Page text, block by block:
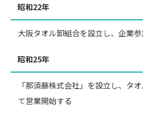
昭和22年
大阪タオル卸組合を設立し、企業
昭和25年
「那須藤株式会社」を設立し、タ
て営業開始する